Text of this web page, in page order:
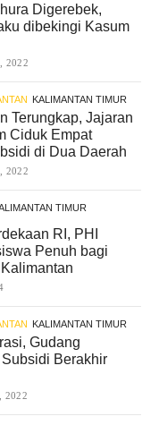
Digerebek,
dibekingi Kasum
2022
KALIMANTAN TIMUR
Terungkap, Jajaran
Ciduk Empat
di Dua Daerah
2022
TIMUR
RI, PHI
Penuh bagi
KALIMANTAN TIMUR
Gudang
Berakhir
2022